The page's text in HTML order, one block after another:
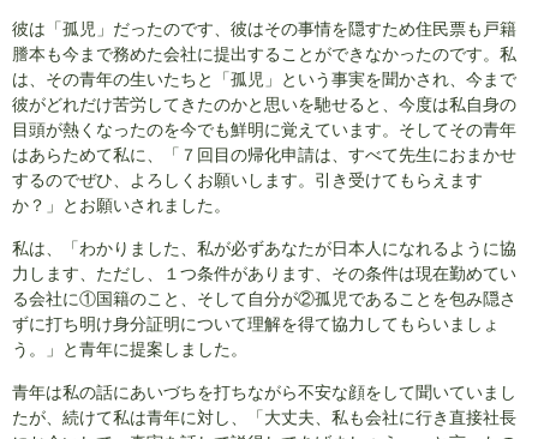
彼は「孤児」だったのです、彼はその事情を隠すため住民票も戸籍
謄本も今まで務めた会社に提出することができなかったのです。私
は、その青年の生いたちと「孤児」という事実を聞かされ、今まで
彼がどれだけ苦労してきたのかと思いを馳せると、今度は私自身の
目頭が熱くなったのを今でも鮮明に覚えています。そしてその青年
はあらためて私に、「７回目の帰化申請は、すべて先生におまかせ
するのでぜひ、よろしくお願いします。引き受けてもらえます
か？」とお願いされました。
私は、「わかりました、私が必ずあなたが日本人になれるように協
力します、ただし、１つ条件があります、その条件は現在勤めてい
る会社に①国籍のこと、そして自分が②孤児であることを包み隠さ
ずに打ち明け身分証明について理解を得て協力してもらいましょ
う。」と青年に提案しました。
青年は私の話にあいづちを打ちながら不安な顔をして聞いていまし
たが、続けて私は青年に対し、「大丈夫、私も会社に行き直接社長